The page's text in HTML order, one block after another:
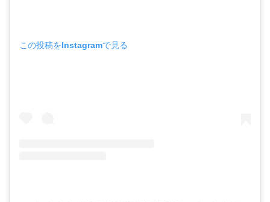
この投稿をInstagramで見る